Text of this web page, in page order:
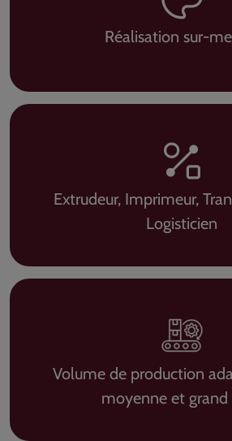
Réalisation sur-
Extrudeur, Imprimeur,
Logisticien
Volume de production
moyenne et grand